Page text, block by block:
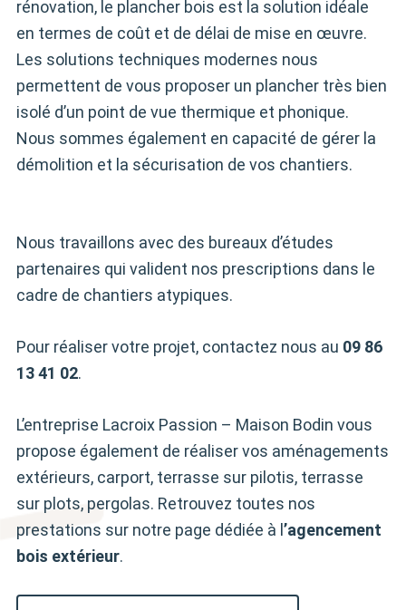
rénovation, le plancher bois est la solution idéale
en termes de coût et de délai de mise en œuvre.
Les solutions techniques modernes nous
permettent de vous proposer un plancher très bien
isolé d’un point de vue thermique et phonique.
Nous sommes également en capacité de gérer la
démolition et la sécurisation de vos chantiers.
Nous travaillons avec des bureaux d’études
partenaires qui valident nos prescriptions dans le
cadre de chantiers atypiques.
Pour réaliser votre projet, contactez nous au 09 86
13 41 02.
L’entreprise Lacroix Passion – Maison Bodin vous
propose également de réaliser vos aménagements
extérieurs, carport, terrasse sur pilotis, terrasse
sur plots, pergolas. Retrouvez toutes nos
prestations sur notre page dédiée à l’agencement
bois extérieur.